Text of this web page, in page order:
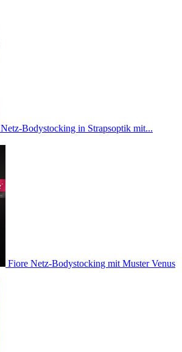
Netz-Bodystocking in Strapsoptik mit...
Fiore Netz-Bodystocking mit Muster Venus